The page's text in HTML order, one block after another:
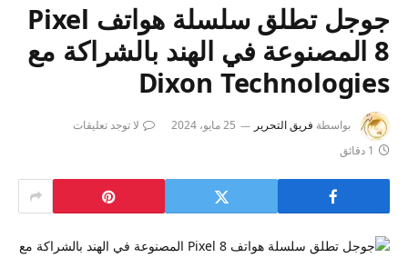
جوجل تطلق سلسلة هواتف Pixel
8 المصنوعة في الهند بالشراكة مع
Dixon Technologies
بواسطة فريق التحرير 25 مايو، 2024
لا توجد تعليقات
1 دقائق